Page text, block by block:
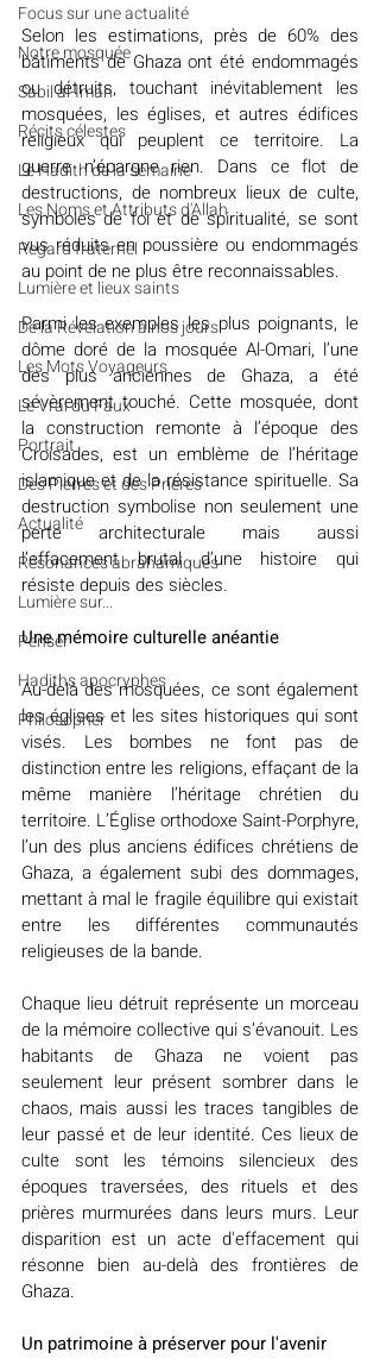
​​Focus sur une actualité
Notre mosquée
Sabil al-Iman
Récits célestes
Le Hadith de la semaine
Les Noms et Attributs d'Allah
Regard fraternel
Lumière et lieux saints
De la Révélation à nos jours
Les Mots Voyageurs
Le Vrai du Faux
Portrait
Des Pierres et des Prières
Actualité
Résonances abrahamiques
Lumière sur...
Penser
Hadiths apocryphes
Philosopher
Selon les estimations, près de 60% des
bâtiments de Ghaza ont été endommagés
ou détruits, touchant inévitablement les
mosquées, les églises, et autres édifices
religieux qui peuplent ce territoire. La
guerre n’épargne rien. Dans ce flot de
destructions, de nombreux lieux de culte,
symboles de foi et de spiritualité, se sont
vus réduits en poussière ou endommagés
au point de ne plus être reconnaissables.
Parmi les exemples les plus poignants, le
dôme doré de la mosquée Al-Omari, l’une
des plus anciennes de Ghaza, a été
sévèrement touché. Cette mosquée, dont
la construction remonte à l’époque des
Croisades, est un emblème de l’héritage
islamique et de la résistance spirituelle. Sa
destruction symbolise non seulement une
perte architecturale mais aussi
l’effacement brutal d’une histoire qui
résiste depuis des siècles.
Une mémoire culturelle anéantie
Au-delà des mosquées, ce sont également
les églises et les sites historiques qui sont
visés. Les bombes ne font pas de
distinction entre les religions, effaçant de la
même manière l’héritage chrétien du
territoire. L’Église orthodoxe Saint-Porphyre,
l’un des plus anciens édifices chrétiens de
Ghaza, a également subi des dommages,
mettant à mal le fragile équilibre qui existait
entre les différentes communautés
religieuses de la bande.
Chaque lieu détruit représente un morceau
de la mémoire collective qui s’évanouit. Les
habitants de Ghaza ne voient pas
seulement leur présent sombrer dans le
chaos, mais aussi les traces tangibles de
leur passé et de leur identité. Ces lieux de
culte sont les témoins silencieux des
époques traversées, des rituels et des
prières murmurées dans leurs murs. Leur
disparition est un acte d'effacement qui
résonne bien au-delà des frontières de
Ghaza.
Un patrimoine à préserver pour l'avenir